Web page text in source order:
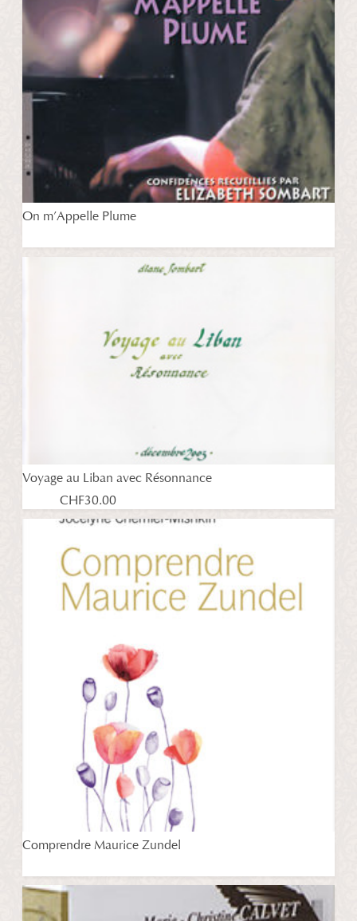
On m’Appelle Plume
Voyage au Liban avec Résonnance
CHF30.00
Comprendre Maurice Zundel